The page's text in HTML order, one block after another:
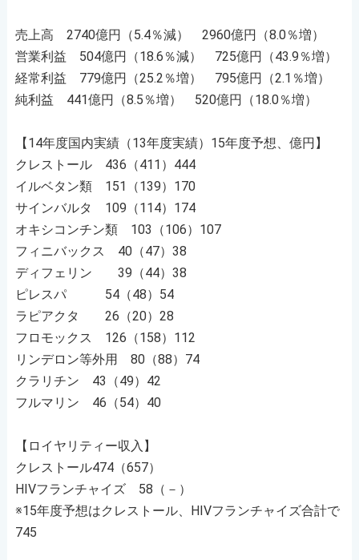
売上高 2740億円（5.4％減） 2960億円（8.0％増）
営業利益 504億円（18.6％減） 725億円（43.9％増）
経常利益 779億円（25.2％増） 795億円（2.1％増）
純利益 441億円（8.5％増） 520億円（18.0％増）
【14年度国内実績（13年度実績）15年度予想、億円】
クレストール 436（411）444
イルベタン類 151（139）170
サインバルタ 109（114）174
オキシコンチン類 103（106）107
フィニバックス 40（47）38
ディフェリン 39（44）38
ピレスパ 54（48）54
ラピアクタ 26（20）28
フロモックス 126（158）112
リンデロン等外用 80（88）74
クラリチン 43（49）42
フルマリン 46（54）40
【ロイヤリティー収入】
クレストール474（657）
HIVフランチャイズ 58（－）
※15年度予想はクレストール、HIVフランチャイズ合計で
745